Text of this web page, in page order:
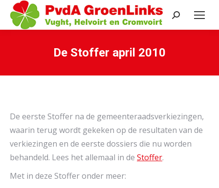
Search:
De Stoffer april 2010
De eerste Stoffer na de gemeenteraadsverkiezingen,
waarin terug wordt gekeken op de resultaten van de
verkiezingen en de eerste dossiers die nu worden
behandeld. Lees het allemaal in de Stoffer.
Met in deze Stoffer onder meer: